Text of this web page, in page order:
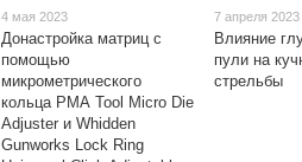
4 мая 2023
Донастройка матриц с
помощью
микрометрического
кольца РМА Tool Micro Die
Adjuster и Whidden
Gunworks Lock Ring
7 апреля 2023
Влияние
пули на
стрельбы